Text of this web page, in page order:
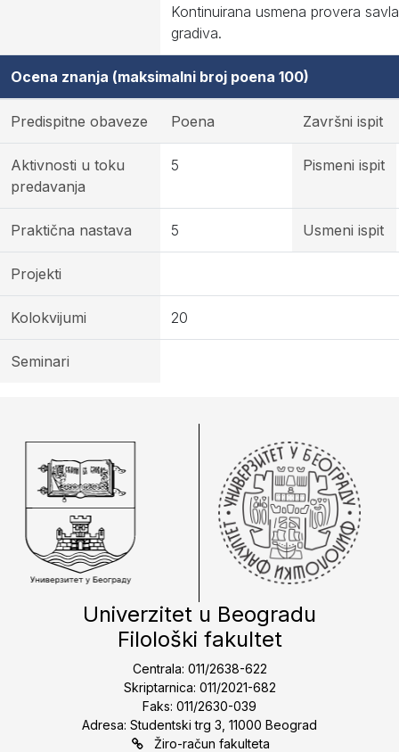
Kontinuirana usmena provera
gradiva.
Ocena znanja (maksimalni broj poena 100)
Predispitne obaveze Poena Završni ispit
Aktivnosti u toku
predavanja
5 Pismeni ispit
Praktična nastava 5 Usmeni ispit
Projekti
Kolokvijumi 20
Seminari
Univerzitet u Beogradu
Filološki fakultet
Centrala: 011/2638-622
Skriptarnica: 011/2021-682
Faks: 011/2630-039
Adresa: Studentski trg 3, 11000 Beograd
Žiro-račun fakulteta